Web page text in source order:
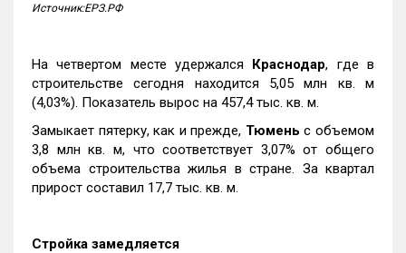
Источник:ЕРЗ.РФ
На четвертом месте удержался Краснодар, где в
строительстве сегодня находится 5,05 млн кв. м
(4,03%). Показатель вырос на 457,4 тыс. кв. м.
Замыкает пятерку, как и прежде, Тюмень с объемом
3,8 млн кв. м, что соответствует 3,07% от общего
объема строительства жилья в стране. За квартал
прирост составил 17,7 тыс. кв. м.
Стройка замедляется